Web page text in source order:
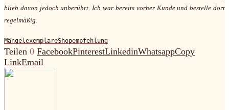
blieb davon jedoch unberührt. Ich war bereits vorher Kunde und bestelle dort
regelmäßig.
MängelexemplareShopempfehlung
Teilen 0 FacebookPinterestLinkedinWhatsappCopy
LinkEmail